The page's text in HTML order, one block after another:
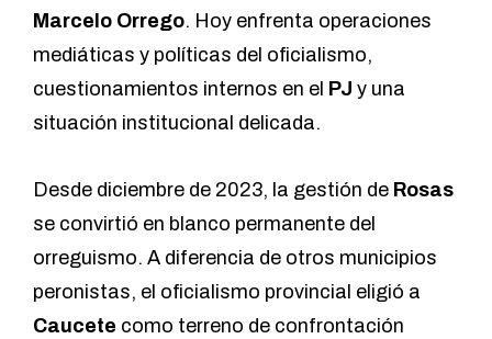
Marcelo Orrego. Hoy enfrenta operaciones
mediáticas y políticas del oficialismo,
cuestionamientos internos en el PJ y una
situación institucional delicada.
Desde diciembre de 2023, la gestión de Rosas
se convirtió en blanco permanente del
orreguismo. A diferencia de otros municipios
peronistas, el oficialismo provincial eligió a
Caucete como terreno de confrontación